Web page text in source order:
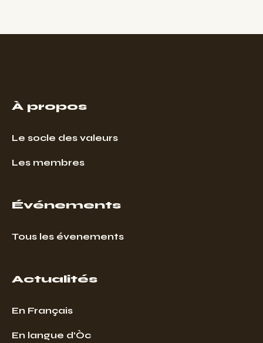
À propos
Le socle des valeurs
Les membres
Événements
Tous les évenements
Actualités
En Français
En langue d’Òc